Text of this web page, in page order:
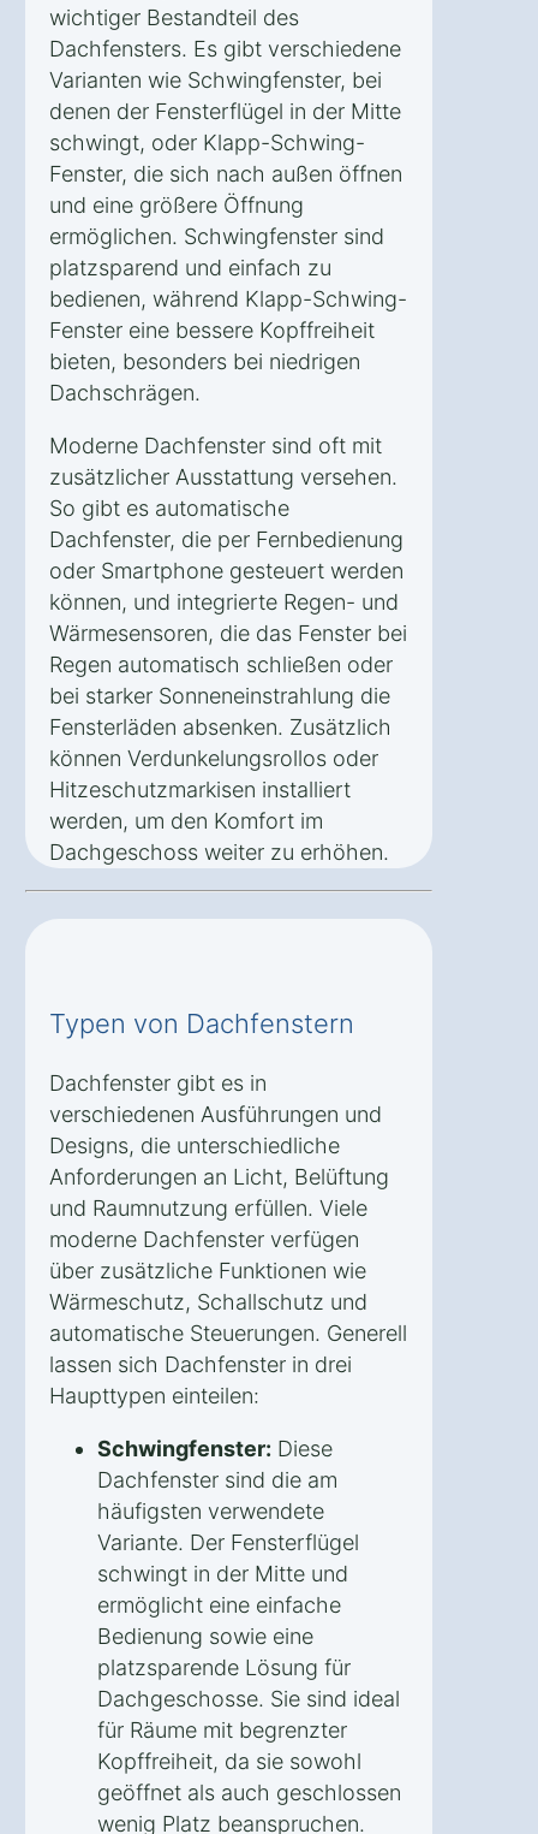
wichtiger Bestandteil des
Dachfensters. Es gibt verschiedene
Varianten wie Schwingfenster, bei
denen der Fensterflügel in der Mitte
schwingt, oder Klapp-Schwing-
Fenster, die sich nach außen öffnen
und eine größere Öffnung
ermöglichen. Schwingfenster sind
platzsparend und einfach zu
bedienen, während Klapp-Schwing-
Fenster eine bessere Kopffreiheit
bieten, besonders bei niedrigen
Dachschrägen.
Moderne Dachfenster sind oft mit
zusätzlicher Ausstattung versehen.
So gibt es automatische
Dachfenster, die per Fernbedienung
oder Smartphone gesteuert werden
können, und integrierte Regen- und
Wärmesensoren, die das Fenster bei
Regen automatisch schließen oder
bei starker Sonneneinstrahlung die
Fensterläden absenken. Zusätzlich
können Verdunkelungsrollos oder
Hitzeschutzmarkisen installiert
werden, um den Komfort im
Dachgeschoss weiter zu erhöhen.
Typen von Dachfenstern
Dachfenster gibt es in
verschiedenen Ausführungen und
Designs, die unterschiedliche
Anforderungen an Licht, Belüftung
und Raumnutzung erfüllen. Viele
moderne Dachfenster verfügen
über zusätzliche Funktionen wie
Wärmeschutz, Schallschutz und
automatische Steuerungen. Generell
lassen sich Dachfenster in drei
Haupttypen einteilen:
Schwingfenster: Diese
Dachfenster sind die am
häufigsten verwendete
Variante. Der Fensterflügel
schwingt in der Mitte und
ermöglicht eine einfache
Bedienung sowie eine
platzsparende Lösung für
Dachgeschosse. Sie sind ideal
für Räume mit begrenzter
Kopffreiheit, da sie sowohl
geöffnet als auch geschlossen
wenig Platz beanspruchen.